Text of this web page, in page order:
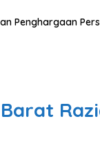
Penghargaan